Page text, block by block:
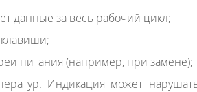
данные за весь рабочий цикл;
питания (например, при замене);
Индикация может